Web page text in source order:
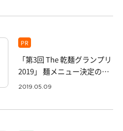
PR
「第3回 The 乾麺グランプリ
2019」 麺メニュー決定のご
案内
2019.05.09